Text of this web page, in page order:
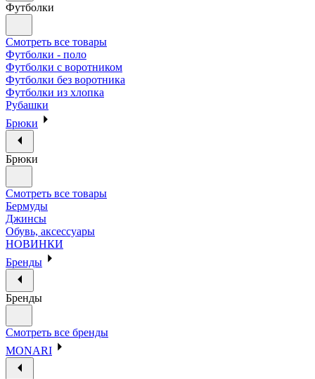
Футболки
Смотреть все товары
Футболки - поло
Футболки с воротником
Футболки без воротника
Футболки из хлопка
Рубашки
Брюки
Брюки
Смотреть все товары
Бермуды
Джинсы
Обувь, аксессуары
НОВИНКИ
Бренды
Бренды
Смотреть все бренды
MONARI